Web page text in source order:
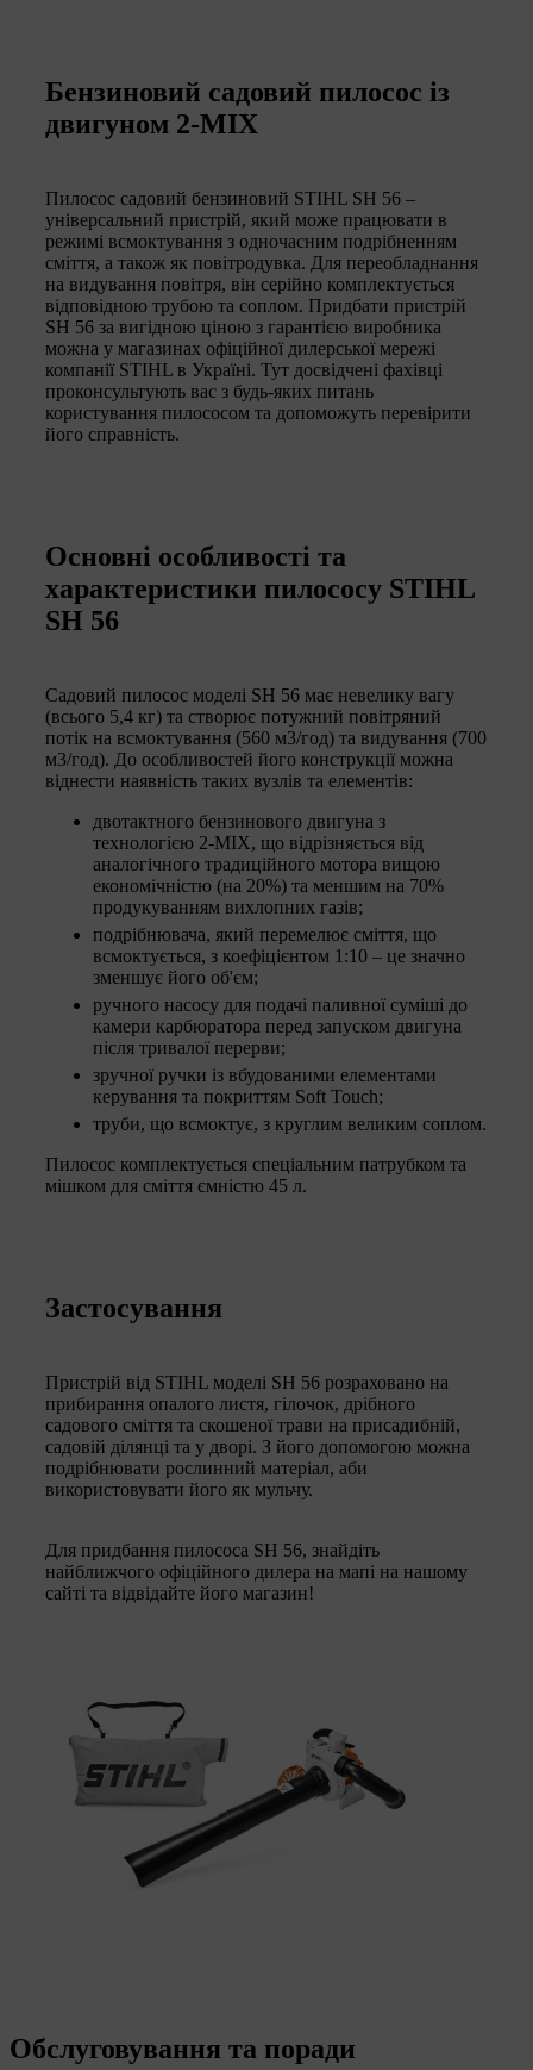
Бензиновий садовий пилосос із
двигуном 2-МІХ
Пилосос садовий бензиновий STIHL SH 56 –
універсальний пристрій, який може працювати в
режимі всмоктування з одночасним подрібненням
сміття, а також як повітродувка. Для переобладнання
на видування повітря, він серійно комплектується
відповідною трубою та соплом. Придбати пристрій
SH 56 за вигідною ціною з гарантією виробника
можна у магазинах офіційної дилерської мережі
компанії STIHL в Україні. Тут досвідчені фахівці
проконсультують вас з будь-яких питань
користування пилососом та допоможуть перевірити
його справність.
Основні особливості та
характеристики пилососу STIHL
SH 56
Садовий пилосос моделі SH 56 має невелику вагу
(всього 5,4 кг) та створює потужний повітряний
потік на всмоктування (560 м3/год) та видування (700
м3/год). До особливостей його конструкції можна
віднести наявність таких вузлів та елементів:
двотактного бензинового двигуна з
технологією 2-MIX, що відрізняється від
аналогічного традиційного мотора вищою
економічністю (на 20%) та меншим на 70%
продукуванням вихлопних газів;
подрібнювача, який перемелює сміття, що
всмоктується, з коефіцієнтом 1:10 – це значно
зменшує його об'єм;
ручного насосу для подачі паливної суміші до
камери карбюратора перед запуском двигуна
після тривалої перерви;
зручної ручки із вбудованими елементами
керування та покриттям Soft Touch;
труби, що всмоктує, з круглим великим соплом.
Пилосос комплектується спеціальним патрубком та
мішком для сміття ємністю 45 л.
Застосування
Пристрій від STIHL моделі SH 56 розраховано на
прибирання опалого листя, гілочок, дрібного
садового сміття та скошеної трави на присадибній,
садовій ділянці та у дворі. З його допомогою можна
подрібнювати рослинний матеріал, аби
використовувати його як мульчу.
Для придбання пилососа SH 56, знайдіть
найближчого офіційного дилера на мапі на нашому
сайті та відвідайте його магазин!
Обслуговування та поради